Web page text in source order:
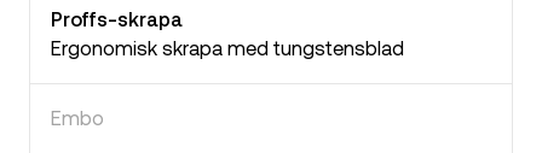
Proffs-skrapa
Ergonomisk skrapa med tungstensblad
Embo